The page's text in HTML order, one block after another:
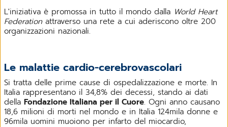
L'iniziativa è promossa in tutto il mondo dalla World Heart
Federationattraverso una rete a cui aderiscono oltre 200
organizzazioni nazionali.
Le malattie cardio-cerebrovascolari
Si tratta delle prime cause di ospedalizzazione e morte. In
Italia rappresentano il 34,8% dei decessi, stando ai dati
della Fondazione Italiana per il Cuore. Ogni anno causano
18,6 milioni di morti nel mondo e in Italia 124mila donne e
96mila uomini muoiono per infarto del miocardio,